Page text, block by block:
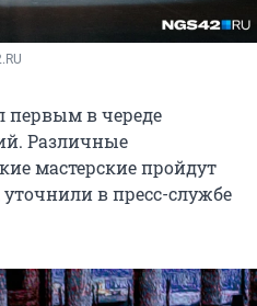
первым в череде
Различные
мастерские пройдут
в пресс-службе